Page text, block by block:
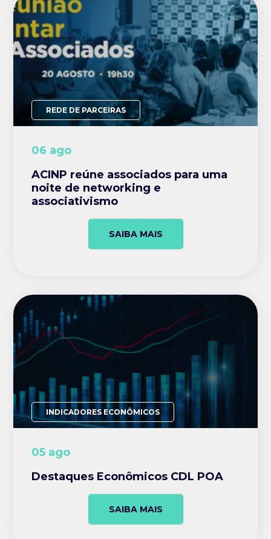
REDE DE PARCEIRAS
06 ago
ACINP reúne associados para uma
noite de networking e
associativismo
SAIBA MAIS
INDICADORES ECONÔMICOS
05 ago
Destaques Econômicos CDL POA
SAIBA MAIS